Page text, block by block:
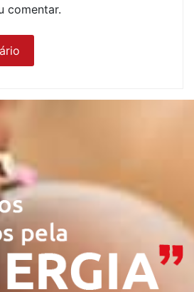
comentar.